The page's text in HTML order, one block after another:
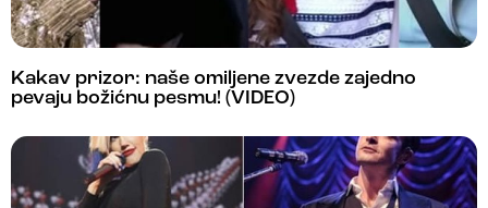
Kakav prizor: naše omiljene zvezde zajedno
pevaju božićnu pesmu! (VIDEO)